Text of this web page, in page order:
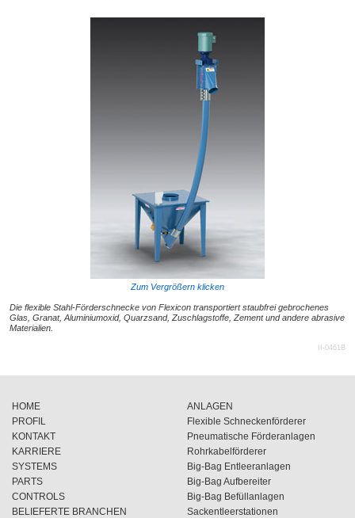
Zum Vergrößern klicken
Die flexible Stahl-Förderschnecke von Flexicon transportiert staubfrei gebrochenes
Glas, Granat, Aluminiumoxid, Quarzsand, Zuschlagstoffe, Zement und andere abrasive
Materialien.
II-0461B
HOME
PROFIL
KONTAKT
KARRIERE
SYSTEMS
PARTS
CONTROLS
BELIEFERTE BRANCHEN
ANLAGEN
Flexible Schneckenförderer
Pneumatische Förderanlagen
Rohrkabelförderer
Big-Bag Entleeranlagen
Big-Bag Aufbereiter
Big-Bag Befüllanlagen
Sackentleerstationen